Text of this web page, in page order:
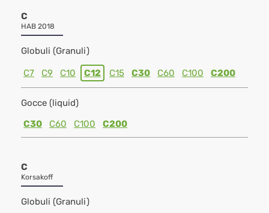
C
HAB 2018
Globuli (Granuli)
C7 C9 C10 C12 C15 C30 C60 C100 C200
Gocce (liquid)
C30
C60 C100 C200
C
Korsakoff
Globuli (Granuli)